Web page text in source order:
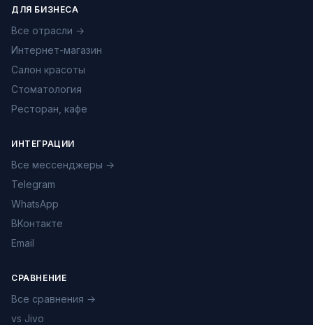
ДЛЯ БИЗНЕСА
Все отрасли →
Интернет-магазин
Салон красоты
Стоматология
Ресторан, кафе
ИНТЕГРАЦИИ
Все мессенджеры →
Telegram
WhatsApp
ВКонтакте
Email
СРАВНЕНИЕ
Все сравнения →
vs Jivo